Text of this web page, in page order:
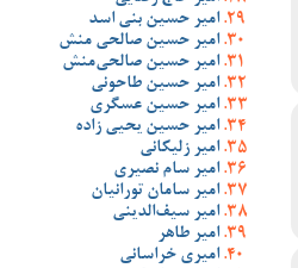
امیر حسین بنی اسد
امیر حسین صالحی منش
امیر حسین صالحی‌منش
امیر حسین طاحونی
امیر حسین عسگری
امیر حسین یحیی زاده
امیر زلیکانی
امیر سام نصیری
امیر سامان تورانیان
امیر سیف‌الدینی
امیر طاهر
امیری خراسانی